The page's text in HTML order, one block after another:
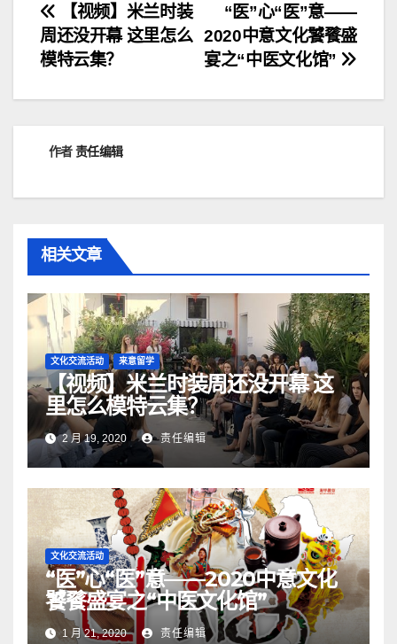
文
章
导
“医”心“医”意——
2020中意文化饕餮盛
宴之“中医文化馆”
【视频】米兰时装
周还没开幕 这里怎么
模特云集？
作者责任编辑
相关文章
文化交流活动 来意留学
【视频】米兰时装周还没开幕 这
里怎么模特云集？
2 月 19, 2020 责任编辑
文化交流活动
“医”心“医”意——2020中意文化
饕餮盛宴之“中医文化馆”
1 月 21, 2020 责任编辑